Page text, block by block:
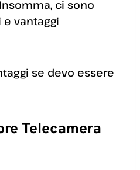
ci sono
vantaggi
se devo essere
Telecamera